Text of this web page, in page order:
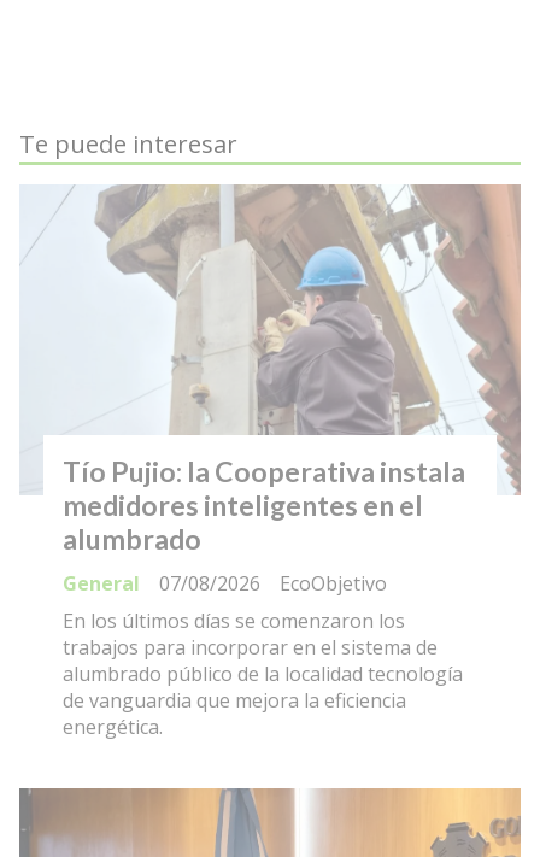
Te puede interesar
Tío Pujio: la Cooperativa instala
medidores inteligentes en el
alumbrado
EcoObjetivo
General
07/08/2026
En los últimos días se comenzaron los
trabajos para incorporar en el sistema de
alumbrado público de la localidad tecnología
de vanguardia que mejora la eficiencia
energética.